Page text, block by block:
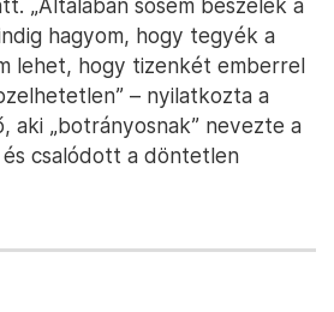
„Általában sosem beszélek a
hagyom, hogy tegyék a
lehet, hogy tizenkét emberrel
– nyilatkozta a
aki „botrányosnak” nevezte a
csalódott a döntetlen